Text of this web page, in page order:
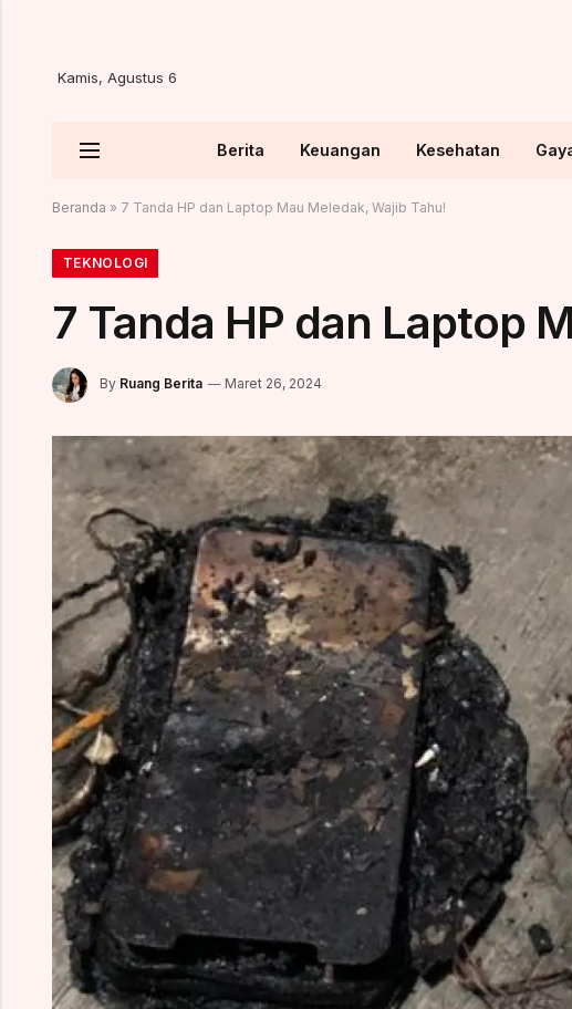
Kamis, Agustus 6
Berita Keuangan Kesehatan
Beranda » 7 Tanda HP dan Laptop Mau Meledak, Wajib Tahu!
TEKNOLOGI
7 Tanda HP dan Laptop
By Ruang Berita Maret 26, 2024